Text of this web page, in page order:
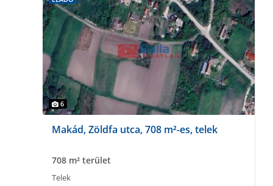
6
Makád, Zöldfa utca, 708 m²-es, telek
708 m² terület
Telek